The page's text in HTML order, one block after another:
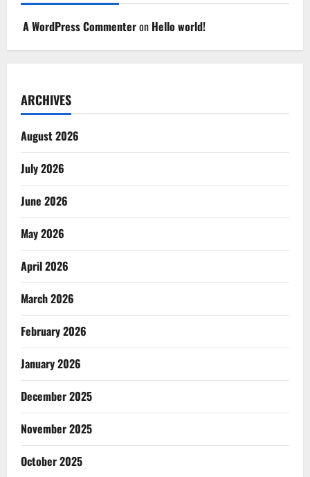
A WordPress Commenteron Hello world!
ARCHIVES
August 2026
July 2026
June 2026
May 2026
April 2026
March 2026
February 2026
January 2026
December 2025
November 2025
October 2025